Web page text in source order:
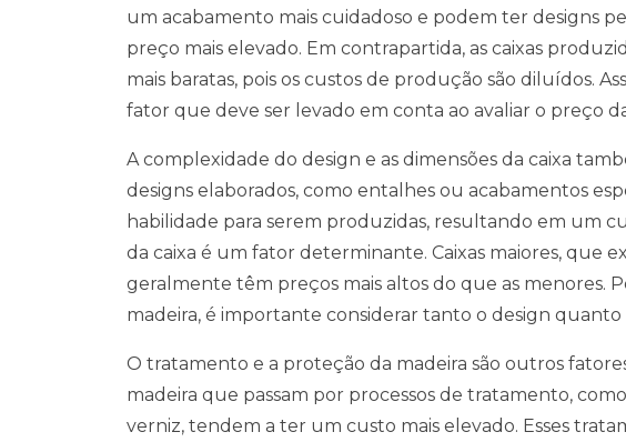
um acabamento mais cuidadoso e podem ter designs
preço mais elevado. Em contrapartida, as caixas
mais baratas, pois os custos de produção são diluídos.
fator que deve ser levado em conta ao avaliar o preço
A complexidade do design e as dimensões da caixa
designs elaborados, como entalhes ou acabamentos
habilidade para serem produzidas, resultando em um
da caixa é um fator determinante. Caixas maiores, que
geralmente têm preços mais altos do que as menores.
madeira, é importante considerar tanto o design quanto
O tratamento e a proteção da madeira são outros
madeira que passam por processos de tratamento,
verniz, tendem a ter um custo mais elevado. Esses